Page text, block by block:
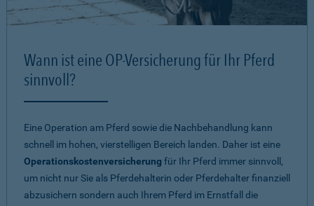
Wann ist eine OP-Versicherung für Ihr Pferd
sinnvoll?
Eine Operation am Pferd sowie die Nachbehandlung kann
schnell im hohen, vierstelligen Bereich landen. Daher ist eine
Operationskostenversicherung für Ihr Pferd immer sinnvoll,
um nicht nur Sie als Pferdehalterin oder Pferdehalter finanziell
abzusichern sondern auch Ihrem Pferd im Ernstfall die